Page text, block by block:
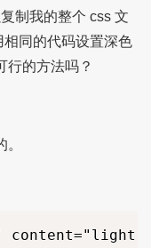
制我的整个 css 文
同的代码设置深色
行的方法吗？
content="light